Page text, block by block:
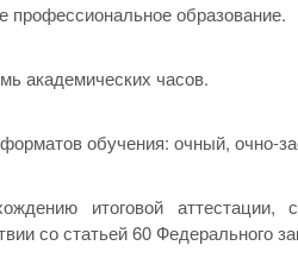
образование.
академических часов.
обучения: очный, очно-
итоговой аттестации,
со статьей 60 Федерального